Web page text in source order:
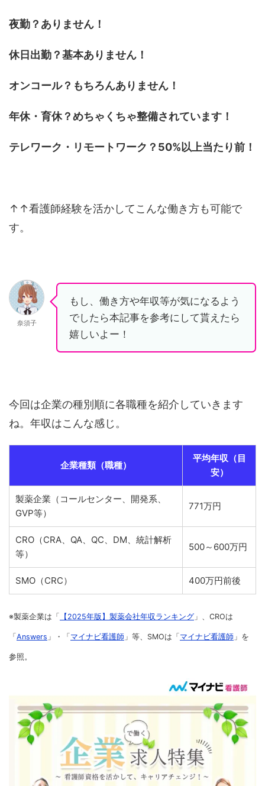
夜勤？ありません！
休日出勤？基本ありません！
オンコール？もちろんありません！
年休・育休？めちゃくちゃ整備されています！
テレワーク・リモートワーク？50%以上当たり前！
↑↑看護師経験を活かしてこんな働き方も可能で
す。
奈須子
もし、働き方や年収等が気になるよう
でしたら本記事を参考にして貰えたら
嬉しいよー！
今回は企業の種別順に各職種を紹介していきます
ね。年収はこんな感じ。
企業種類（職種）
平均年収（目
安）
製薬企業（コールセンター、開発系、
GVP等）
771万円
CRO（CRA、QA、QC、DM、統計解析
等）
500～600万円
SMO（CRC） 400万円前後
※製薬企業は「 【2025年版】製薬会社年収ランキング 」、CROは
「 Answers 」・「 マイナビ看護師 」等、SMOは「 マイナビ看護師 」を
参照。